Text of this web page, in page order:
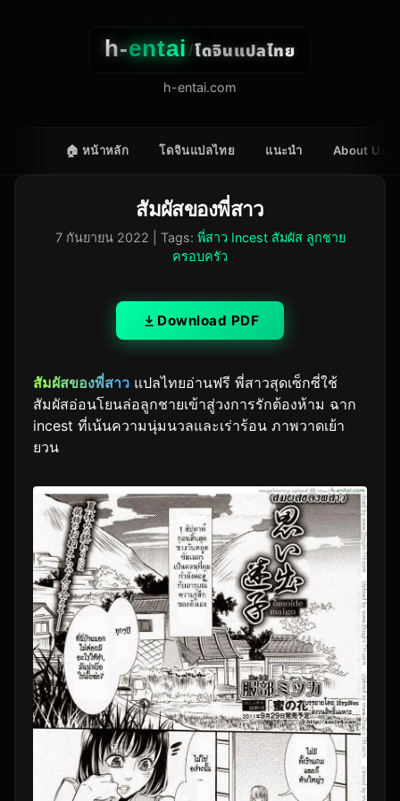
h-entai/โดจินแปลไทย
h-entai.com
🏠 หน้าหลัก โดจินแปลไทย แนะนำ About Us
สัมผัสของพี่สาว
7 กันยายน 2022 | Tags: พี่สาว Incest สัมผัส ลูกชาย
ครอบครัว
Download PDF
สัมผัสของพี่สาว แปลไทยอ่านฟรี พี่สาวสุดเซ็กซี่ใช้
สัมผัสอ่อนโยนล่อลูกชายเข้าสู่วงการรักต้องห้าม ฉาก
incest ที่เน้นความนุ่มนวลและเร่าร้อน ภาพวาดเย้า
ยวน